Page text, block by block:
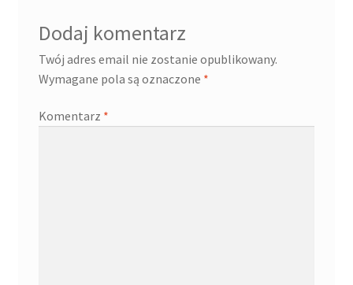
Dodaj komentarz
Twój adres email nie zostanie opublikowany.
Wymagane pola są oznaczone *
Komentarz *